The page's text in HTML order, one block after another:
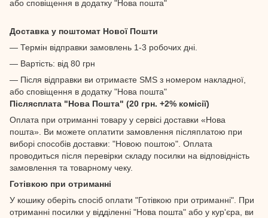
або сповіщення в додатку "Нова пошта"
Доставка у поштомат Нової Пошти
— Термін відправки замовлень 1-3 робочих дні.
— Вартість: від 80 грн
— Після відправки ви отримаєте SMS з номером накладної,
або сповіщення в додатку "Нова пошта"
Післясплата "Нова Пошта" (20 грн. +2% комісії)
Оплата при отриманні товару у сервісі доставки «Нова
пошта». Ви можете оплатити замовлення післяплатою при
виборі способів доставки: "Новою поштою". Оплата
проводиться після перевірки складу посилки на відповідність
замовлення та товарному чеку.
Готівкою при отриманні
У кошику оберіть спосіб оплати "Готівкою при отриманні". При
отриманні посилки у відділенні "Нова пошта" або у кур'єра, ви